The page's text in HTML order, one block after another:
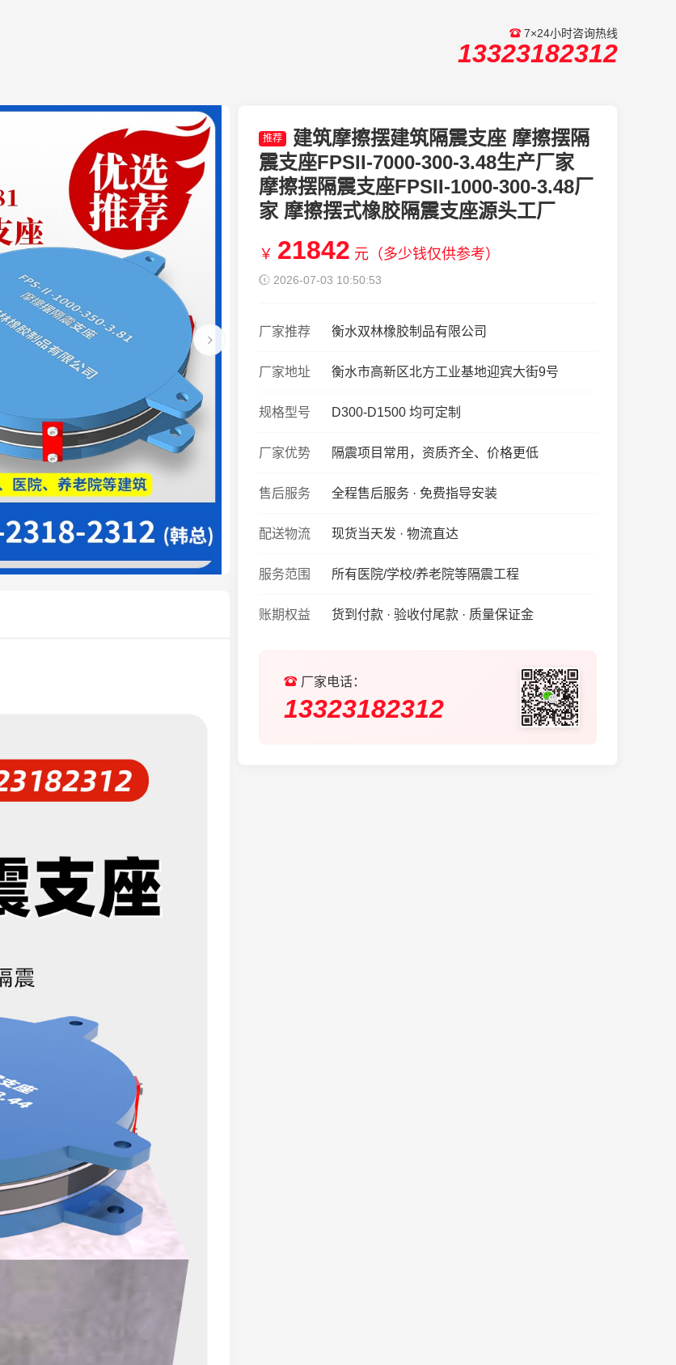
7×24小时咨询热线
13323182312
推荐
建筑摩擦摆建筑隔震支座 摩擦摆隔
震支座FPSII-7000-300-3.48生产厂家
摩擦摆隔震支座FPSII-1000-300-3.48厂
家 摩擦摆式橡胶隔震支座源头工厂
￥ 21842 元（多少钱仅供参考）
2026-07-03 10:50:53
厂家推荐 衡水双林橡胶制品有限公司
厂家地址 衡水市高新区北方工业基地迎宾大街9号
规格型号 D300-D1500 均可定制
厂家优势 隔震项目常用，资质齐全、价格更低
售后服务 全程售后服务 · 免费指导安装
配送物流 现货当天发 · 物流直达
服务范围 所有医院/学校/养老院等隔震工程
账期权益 货到付款 · 验收付尾款 · 质量保证金
厂家电话：
13323182312